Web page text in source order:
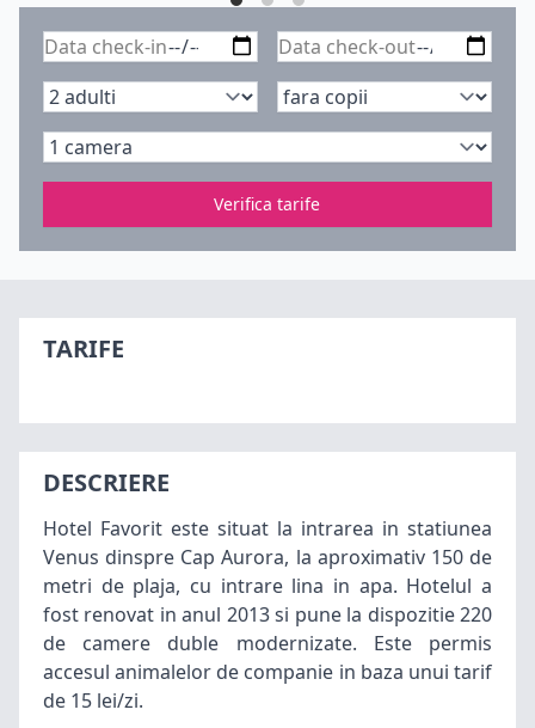
Verifica tarife
TARIFE
DESCRIERE
Hotel Favorit este situat la intrarea in statiunea
Venus dinspre Cap Aurora, la aproximativ 150 de
metri de plaja, cu intrare lina in apa. Hotelul a
fost renovat in anul 2013 si pune la dispozitie 220
de camere duble modernizate. Este permis
accesul animalelor de companie in baza unui tarif
de 15 lei/zi.